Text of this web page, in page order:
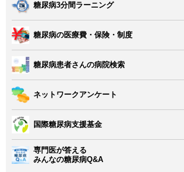
糖尿病3分間ラーニング
糖尿病の医療費・保険・制度
糖尿病患者さんの病院検索
ネットワークアンケート
国際糖尿病支援基金
専門医が答える
みんなの糖尿病Q&A